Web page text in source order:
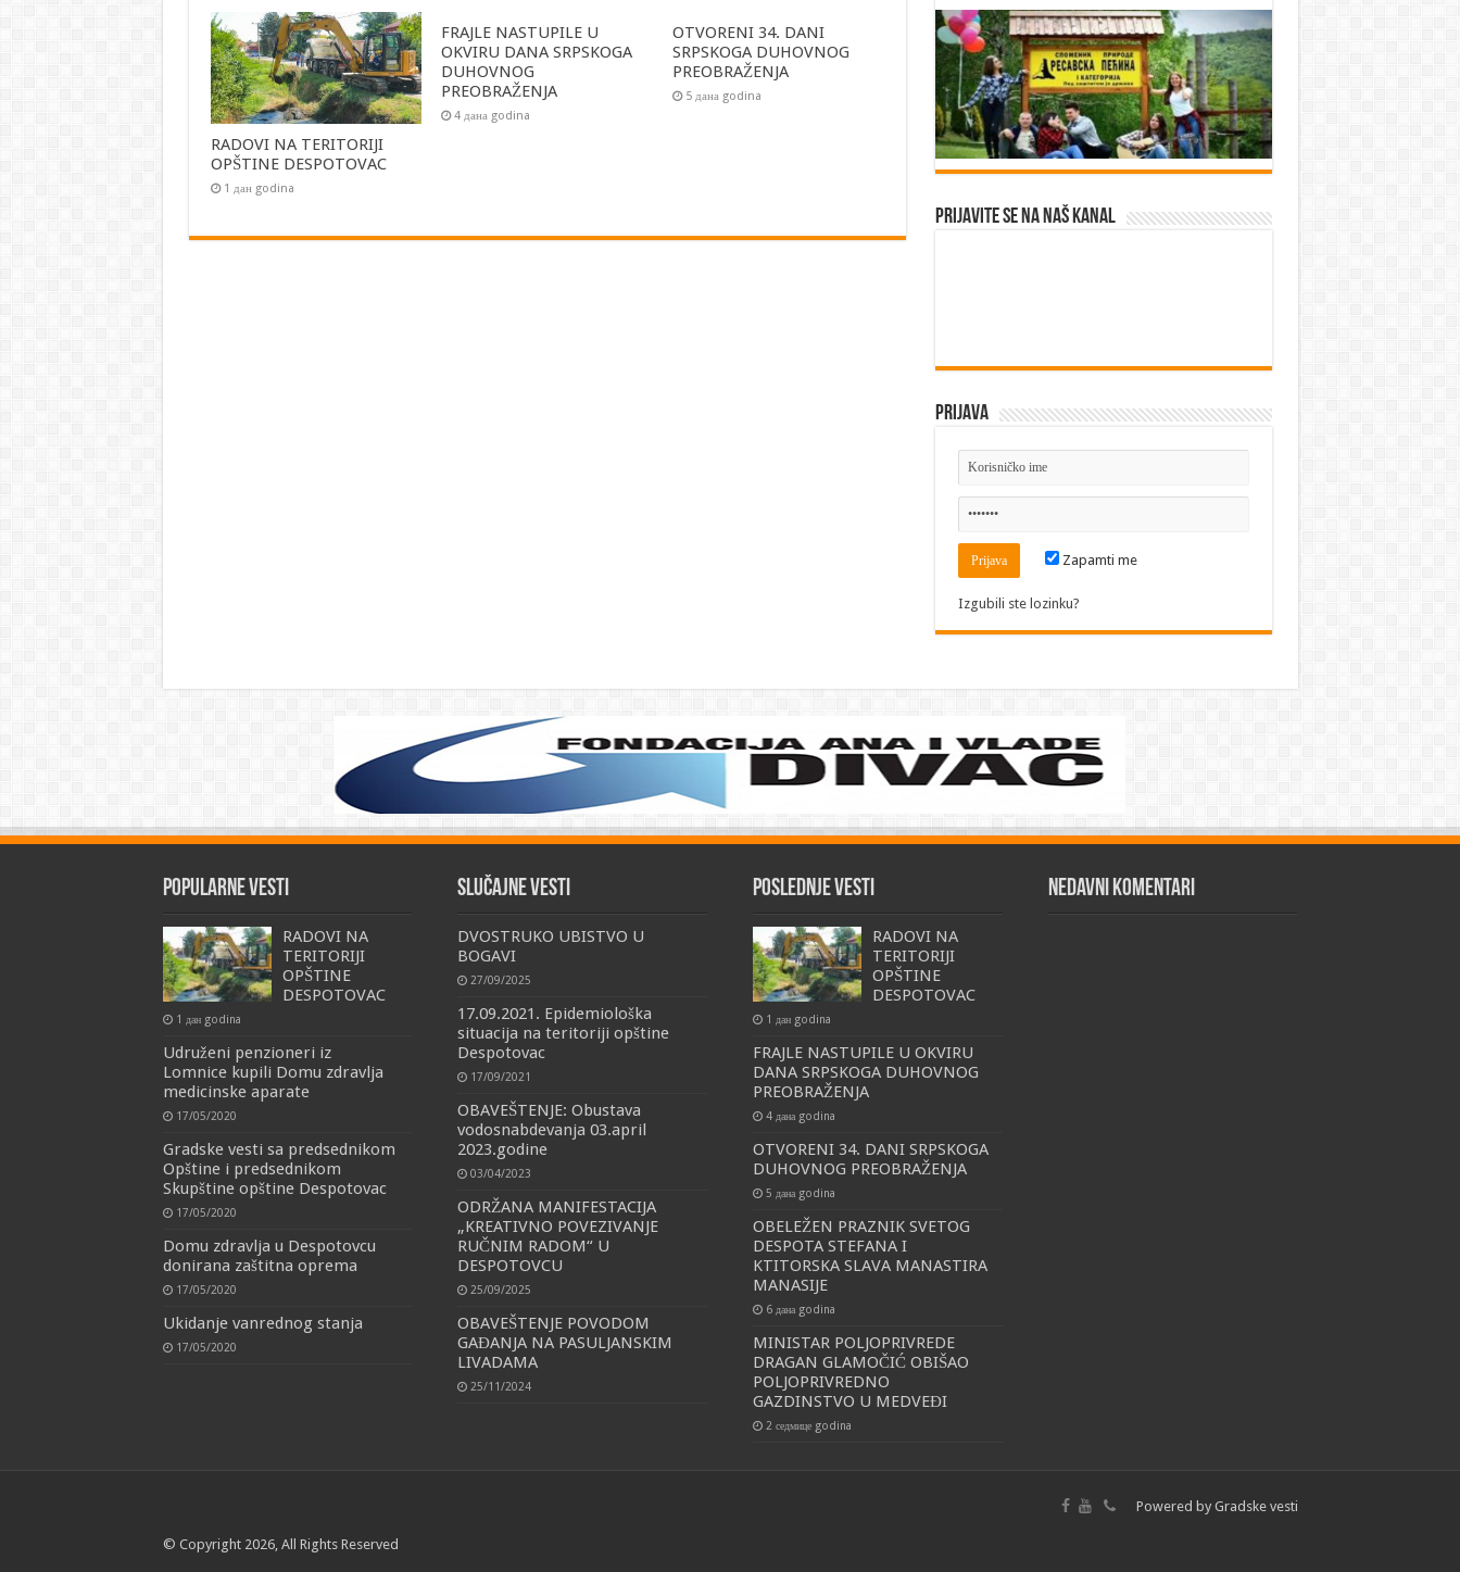
RADOVI NA TERITORIJI
OPŠTINE DESPOTOVAC
1 дан godina
FRAJLE NASTUPILE U
OKVIRU DANA SRPSKOGA
DUHOVNOG
PREOBRAŽENJA
4 дана godina
OTVORENI 34. DANI
SRPSKOGA DUHOVNOG
PREOBRAŽENJA
5 дана godina
Prijavite se na naš kanal
Prijava
Zapamti me
Izgubili ste lozinku?
Popularne vesti
RADOVI NA
TERITORIJI
OPŠTINE
DESPOTOVAC
1 дан godina
Udruženi penzioneri iz
Lomnice kupili Domu zdravlja
medicinske aparate
17/05/2020
Gradske vesti sa predsednikom
Opštine i predsednikom
Skupštine opštine Despotovac
17/05/2020
Domu zdravlja u Despotovcu
donirana zaštitna oprema
17/05/2020
Ukidanje vanrednog stanja
17/05/2020
Slučajne vesti
DVOSTRUKO UBISTVO U
BOGAVI
27/09/2025
17.09.2021. Epidemiološka
situacija na teritoriji opštine
Despotovac
17/09/2021
OBAVEŠTENJE: Obustava
vodosnabdevanja 03.april
2023.godine
03/04/2023
ODRŽANA MANIFESTACIJA
„KREATIVNO POVEZIVANJE
RUČNIM RADOM“ U
DESPOTOVCU
25/09/2025
OBAVEŠTENJE POVODOM
GAĐANJA NA PASULJANSKIM
LIVADAMA
25/11/2024
Poslednje vesti
RADOVI NA
TERITORIJI
OPŠTINE
DESPOTOVAC
1 дан godina
FRAJLE NASTUPILE U OKVIRU
DANA SRPSKOGA DUHOVNOG
PREOBRAŽENJA
4 дана godina
OTVORENI 34. DANI SRPSKOGA
DUHOVNOG PREOBRAŽENJA
5 дана godina
OBELEŽEN PRAZNIK SVETOG
DESPOTA STEFANA I
KTITORSKA SLAVA MANASTIRA
MANASIJE
6 дана godina
MINISTAR POLJOPRIVREDE
DRAGAN GLAMOČIĆ OBIŠAO
POLJOPRIVREDNO
GAZDINSTVO U MEDVEĐI
2 седмице godina
Nedavni komentari
Powered by Gradske vesti
© Copyright 2026, All Rights Reserved